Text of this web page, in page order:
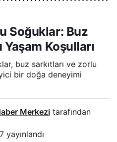
Soğuklar: Buz
Yaşam Koşulları
buz sarkıtları ve zorlu
bir doğa deneyimi
Merkezi tarafından
yayınlandı